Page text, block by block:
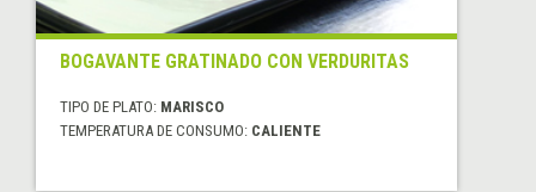
BOGAVANTE GRATINADO CON VERDURITAS
TIPO DE PLATO: MARISCO
TEMPERATURA DE CONSUMO: CALIENTE